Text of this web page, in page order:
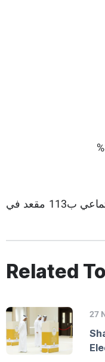
فوز الحزب الدمقراطي الاجتماعي ب113 مقعد في
Related
27